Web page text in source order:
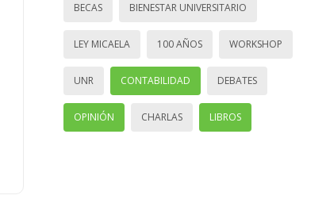
BECAS BIENESTAR UNIVERSITARIO
LEY MICAELA 100 AÑOS WORKSHOP
UNR CONTABILIDAD DEBATES
OPINIÓN CHARLAS LIBROS